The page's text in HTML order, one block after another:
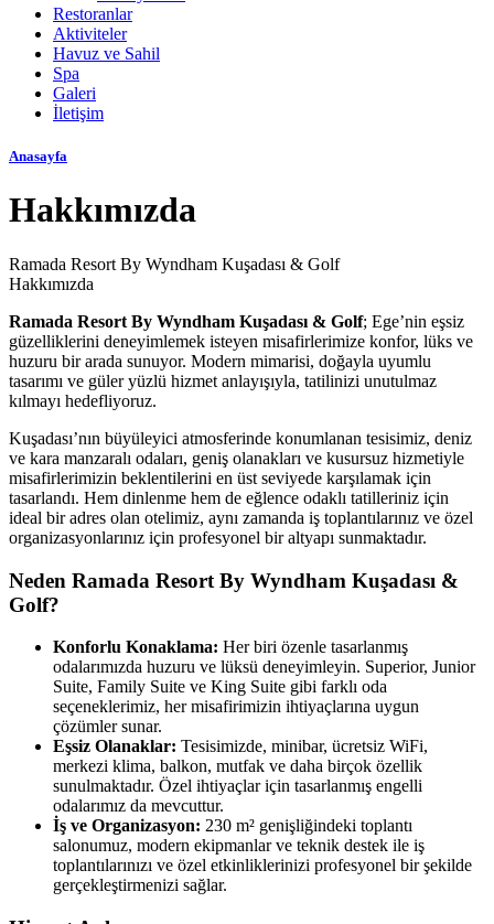
Restoranlar
Aktiviteler
Havuz ve Sahil
Spa
Galeri
İletişim
Anasayfa
Hakkımızda
Ramada Resort By Wyndham Kuşadası & Golf
Hakkımızda
Ramada Resort By Wyndham Kuşadası & Golf; Ege’nin eşsiz
güzelliklerini deneyimlemek isteyen misafirlerimize konfor, lüks ve
huzuru bir arada sunuyor. Modern mimarisi, doğayla uyumlu
tasarımı ve güler yüzlü hizmet anlayışıyla, tatilinizi unutulmaz
kılmayı hedefliyoruz.
Kuşadası’nın büyüleyici atmosferinde konumlanan tesisimiz, deniz
ve kara manzaralı odaları, geniş olanakları ve kusursuz hizmetiyle
misafirlerimizin beklentilerini en üst seviyede karşılamak için
tasarlandı. Hem dinlenme hem de eğlence odaklı tatilleriniz için
ideal bir adres olan otelimiz, aynı zamanda iş toplantılarınız ve özel
organizasyonlarınız için profesyonel bir altyapı sunmaktadır.
Neden Ramada Resort By Wyndham Kuşadası &
Golf?
Konforlu Konaklama: Her biri özenle tasarlanmış
odalarımızda huzuru ve lüksü deneyimleyin. Superior, Junior
Suite, Family Suite ve King Suite gibi farklı oda
seçeneklerimiz, her misafirimizin ihtiyaçlarına uygun
çözümler sunar.
Eşsiz Olanaklar: Tesisimizde, minibar, ücretsiz WiFi,
merkezi klima, balkon, mutfak ve daha birçok özellik
sunulmaktadır. Özel ihtiyaçlar için tasarlanmış engelli
odalarımız da mevcuttur.
İş ve Organizasyon: 230 m² genişliğindeki toplantı
salonumuz, modern ekipmanlar ve teknik destek ile iş
toplantılarınızı ve özel etkinliklerinizi profesyonel bir şekilde
gerçekleştirmenizi sağlar.